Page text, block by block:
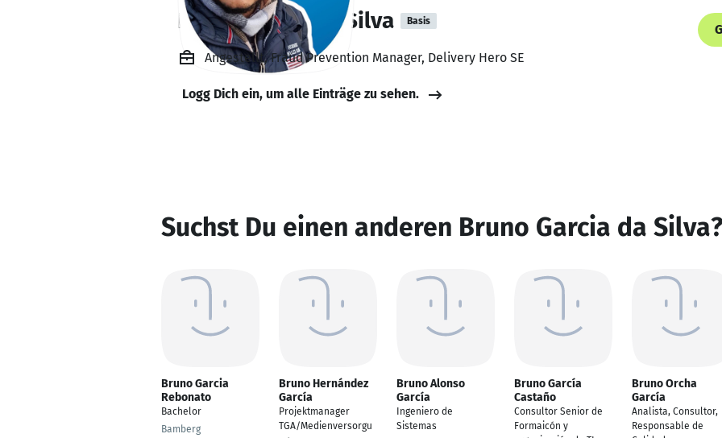
Bruno Garcia da Silva Basis
Angestellt, Fraud Prevention Manager, Delivery Hero SE
Logg Dich ein, um alle Einträge zu sehen.
Suchst Du einen anderen Bruno Garcia da Silva?
Bruno Garcia
Rebonato
Bachelor
Bamberg
Bruno Hernández
García
Projektmanager
TGA/Medienversorgu
Bruno Alonso
García
Ingeniero de
Sistemas
Bruno García
Castaño
Consultor Senior de
Formaicón y
Bruno Orcha
García
Analista, Consultor,
Responsable de